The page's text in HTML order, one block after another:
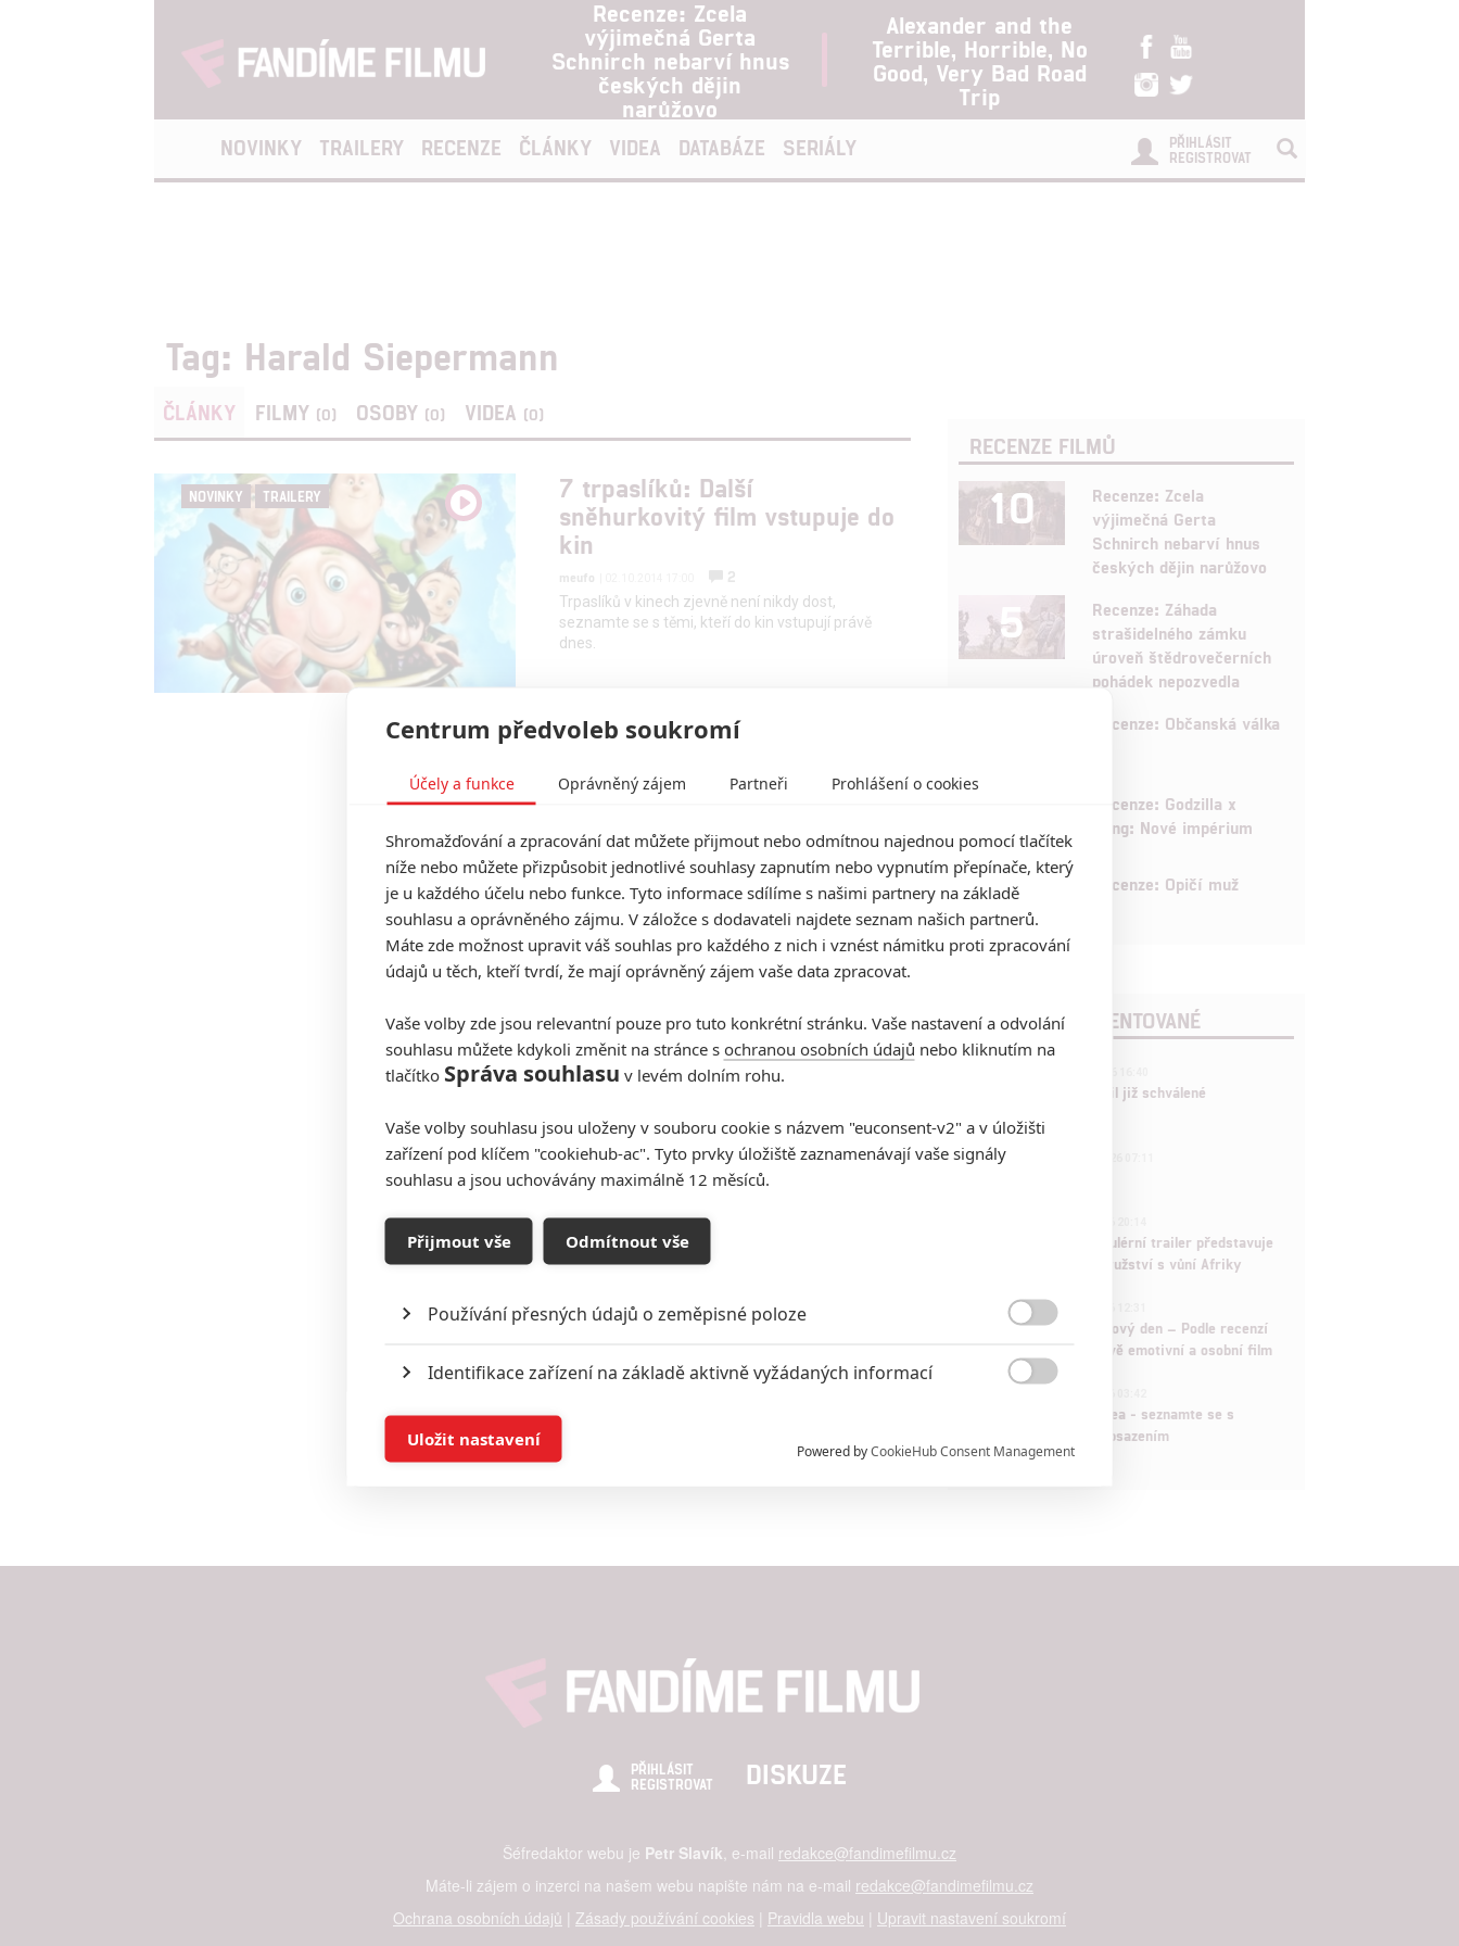
Recenze: Zcela
výjimečná Gerta
Schnirch nebarví hnus
českých dějin
narůžovo
Alexander and the
Terrible, Horrible, No
Good, Very Bad Road
Trip
NOVINKY TRAILERY RECENZE ČLÁNKY VIDEA DATABÁZE SERIÁLY
PŘIHLÁSIT
REGISTROVAT
Tag: Harald Siepermann
ČLÁNKY FILMY (0) OSOBY (0) VIDEA (0)
NOVINKY TRAILERY
7 trpaslíků: Další
sněhurkovitý film vstupuje do
kin
meufo
2
Trpaslíků v kinech zjevně není nikdy dost,
seznamte se s těmi, kteří do kin vstupují právě
dnes.
RECENZE FILMŮ
10
Recenze: Zcela
výjimečná Gerta
Schnirch nebarví hnus
českých dějin narůžovo
5
Recenze: Záhada
strašidelného zámku
úroveň štědrovečerních
pohádek nepozvedla
Recenze: Občanská válka
Recenze: Godzilla x
Kong: Nové impérium
8 Recenze: Opičí muž
POSLEDNÍ KOMENTOVANÉ
Marvel nečekaně zrušil již schválené
433
Děti krve a kostí: Regulérní trailer představuje
akční fantasy dobrodružství s vůní Afriky
ČLÁNEK | 30.07.2026 12:31
Spider-Man: Zbrusu nový den – Podle recenzí
máme čekat překvapivě emotivní a osobní film
Velké preview: Odyssea - seznamte se s
maximálně nabitým obsazením
PŘIHLÁSIT
REGISTROVAT
DISKUZE
Šéfredaktor webu je Petr Slavík , e-mail redakce@fandimefilmu.cz
Máte-li zájem o inzerci na našem webu napište nám na e-mail redakce@fandimefilmu.cz
Ochrana osobních údajů | Zásady používání cookies | Pravidla webu | Upravit nastavení soukromí
Centrum předvoleb soukromí
Účely a funkce Oprávněný zájem Partneři Prohlášení o cookies
Shromažďování a zpracování dat můžete přijmout nebo odmítnou najednou pomocí tlačítek
níže nebo můžete přizpůsobit jednotlivé souhlasy zapnutím nebo vypnutím přepínače, který
je u každého účelu nebo funkce. Tyto informace sdílíme s našimi partnery na základě
souhlasu a oprávněného zájmu. V záložce s dodavateli najdete seznam našich partnerů.
Máte zde možnost upravit váš souhlas pro každého z nich i vznést námitku proti zpracování
údajů u těch, kteří tvrdí, že mají oprávněný zájem vaše data zpracovat.
Vaše volby zde jsou relevantní pouze pro tuto konkrétní stránku. Vaše nastavení a odvolání
souhlasu můžete kdykoli změnit na stránce s ochranou osobních údajů nebo kliknutím na
tlačítko Správa souhlasu v levém dolním rohu.
Vaše volby souhlasu jsou uloženy v souboru cookie s názvem "euconsent-v2" a v úložišti
zařízení pod klíčem "cookiehub-ac". Tyto prvky úložiště zaznamenávají vaše signály
souhlasu a jsou uchovávány maximálně 12 měsíců.
Přijmout vše Odmítnout vše
Používání přesných údajů o zeměpisné poloze
Identifikace zařízení na základě aktivně vyžádaných informací
Ukládání a/nebo přístup k informacím v zařízení

služeb

možnost: Zajištění bezpečnosti, předcházení a zjišťování podvodů a odstraňování chyb,
Poskytování a zobrazování reklamy a obsahu
Powered byCookieHub Consent Management
Uložit nastavení